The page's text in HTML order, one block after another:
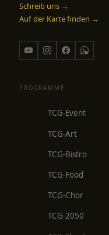
Schreib uns →
Auf der Karte finden →
PROGRAMME
TCG-Event
TCG-Art
TCG-Bistro
TCG-Food
TCG-Chor
TCG-2050